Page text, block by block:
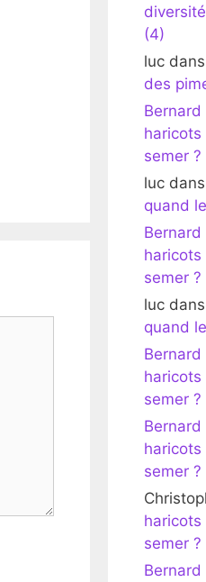
(4)
luc dans
des
Bernard
haricots
semer ?
luc dans
quand
Bernard
haricots
semer ?
luc dans
quand
Bernard
haricots
semer ?
Bernard
haricots
semer ?
haricots
semer ?
Bernard